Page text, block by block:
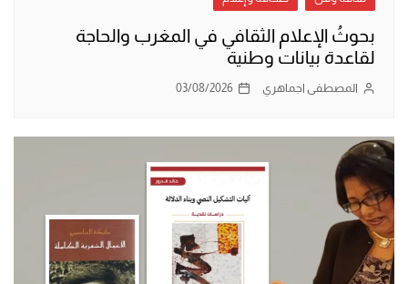
بحوثُ الإعلام الثقافي في المغرب والحاجة
لقاعدة بيانات وطنية
المصطفى اجماهري 03/08/2026